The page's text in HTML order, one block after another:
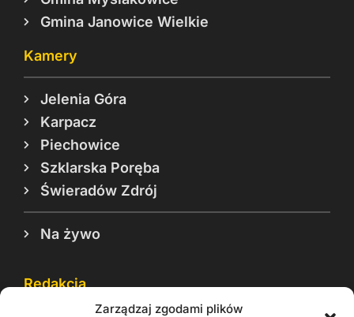
Zarządzaj zgodami plików
Gmina Janowice Wielkie
Kamery
Jelenia Góra
Karpacz
Piechowice
Szklarska Poręba
Świeradów Zdrój
Na żywo
Redakcja